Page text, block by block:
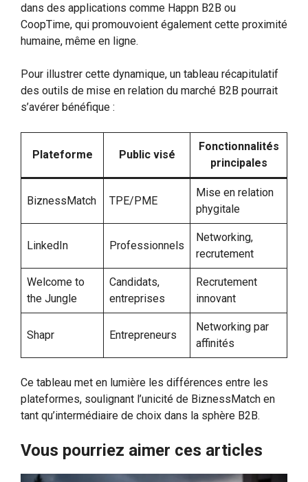
dans des applications comme Happn B2B ou
CoopTime, qui promouvoient également cette proximité
humaine, même en ligne.
Pour illustrer cette dynamique, un tableau récapitulatif
des outils de mise en relation du marché B2B pourrait
s’avérer bénéfique :
Plateforme Public visé
Fonctionnalités
principales
BiznessMatch TPE/PME
Mise en relation
phygitale
LinkedIn Professionnels
Networking,
recrutement
Welcome to
the Jungle
Candidats,
entreprises
Recrutement
innovant
Shapr Entrepreneurs
Networking par
affinités
Ce tableau met en lumière les différences entre les
plateformes, soulignant l’unicité de BiznessMatch en
tant qu’intermédiaire de choix dans la sphère B2B.
Vous pourriez aimer ces articles